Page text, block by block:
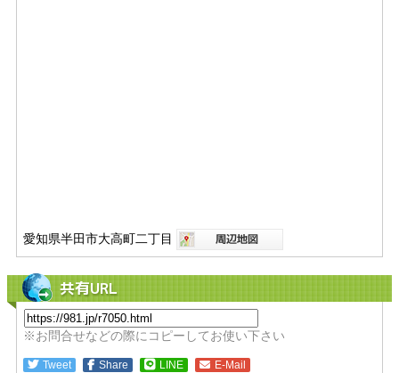
愛知県半田市大高町二丁目
共有URL
※お問合せなどの際にコピーしてお使い下さい
Tweet Share LINE E-Mail